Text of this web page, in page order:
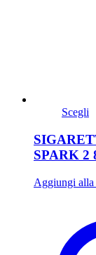
Scegli
SPARK 2
Aggiungi alla